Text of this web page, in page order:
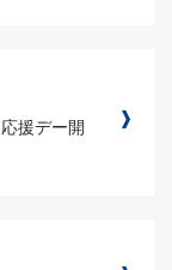
援デー開